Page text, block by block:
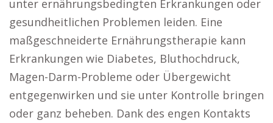
unter ernährungsbedingten Erkrankungen oder
gesundheitlichen Problemen leiden. Eine
maßgeschneiderte Ernährungstherapie kann
Erkrankungen wie Diabetes, Bluthochdruck,
Magen-Darm-Probleme oder Übergewicht
entgegenwirken und sie unter Kontrolle bringen
oder ganz beheben. Dank des engen Kontakts